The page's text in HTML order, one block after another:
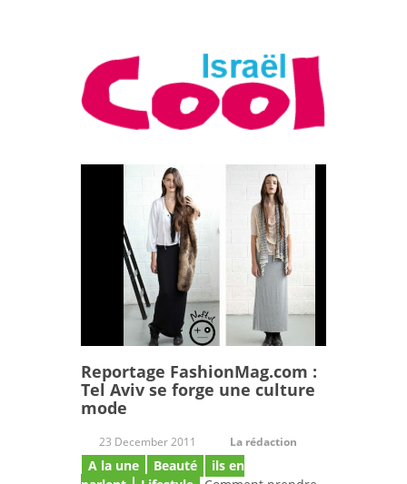
Reportage FashionMag.com :
Tel Aviv se forge une culture
mode
23 December 2011 La rédaction
A la une Beauté
ils en